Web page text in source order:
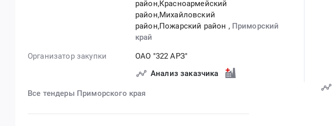
район,Красноармейский
район,Михайловский
район,Пожарский район , Приморский
край
Организатор закупки
ОАО "322 АРЗ"
Анализ заказчика
Все тендеры Приморского края